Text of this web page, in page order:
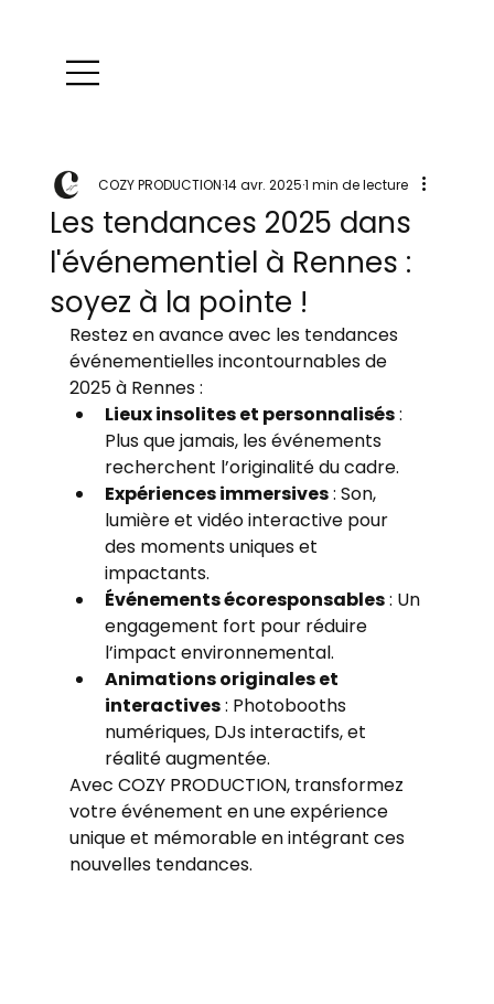
Les tendances 2025 dans
l'événementiel à Rennes :
soyez à la pointe !
COZY PRODUCTION14 avr. 20251 min de lecture
Restez en avance avec les tendances
événementielles incontournables de
2025 à Rennes :
Lieux insolites et personnalisés :
Plus que jamais, les événements
recherchent l’originalité du cadre.
Expériences immersives : Son,
lumière et vidéo interactive pour
des moments uniques et
impactants.
Événements écoresponsables : Un
engagement fort pour réduire
l’impact environnemental.
Animations originales et
interactives : Photobooths
numériques, DJs interactifs, et
réalité augmentée.
Avec COZY PRODUCTION, transformez
votre événement en une expérience
unique et mémorable en intégrant ces
nouvelles tendances.